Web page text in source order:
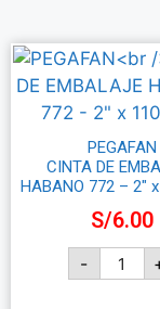
PEGAFAN
CINTA DE
HABANO 772 – 2″
S/6.00
-